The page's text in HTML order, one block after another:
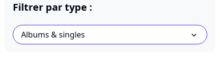
Filtrer par type :
Albums & singles chevron_bot